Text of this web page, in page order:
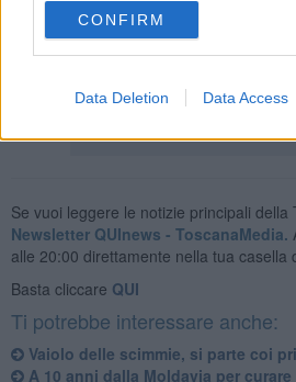
CONFIRM
Data Deletion Data Access
Nel territorio della Asl Nord Ovest
riscontrati.
Se vuoi leggere le notizie principali della
Newsletter QUInews - ToscanaMedia.
alle 20:00 direttamente nella tua casella
Basta cliccare QUI
Ti potrebbe interessare anche:
Vaiolo delle scimmie, si parte coi
A 10 anni dalla Moldavia per